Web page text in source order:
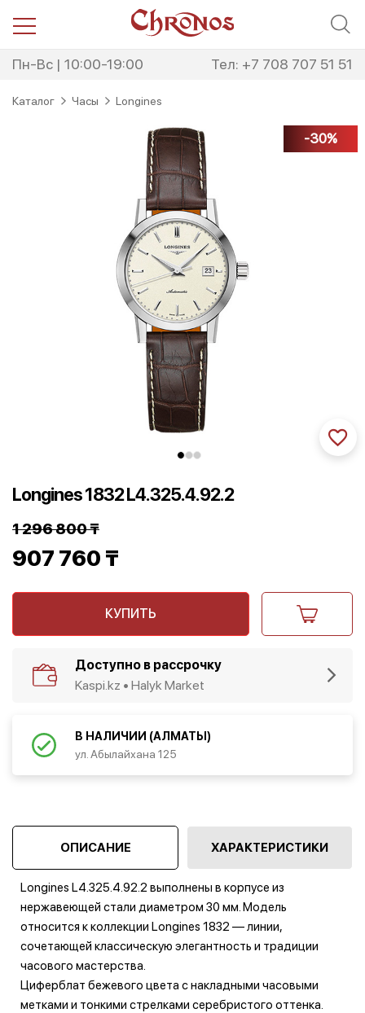
Пн-Вс | 10:00-19:00 Тел: +7 708 707 51 51
Каталог Часы Longines
-30%
Longines 1832 L4.325.4.92.2
1 296 800₸
Первоначальная
цена
составляла
296
907 760 ₸
Текущая
760 ₸.
КУПИТЬ
Доступно в рассрочку
Kaspi.kz • Halyk Market
В НАЛИЧИИ (АЛМАТЫ)
ул. Абылайхана 125
ОПИСАНИЕ ХАРАКТЕРИСТИКИ
Longines L4.325.4.92.2 выполнены в корпусе из
нержавеющей стали диаметром 30 мм. Модель
относится к коллекции Longines 1832 — линии,
сочетающей классическую элегантность и традиции
часового мастерства.
Циферблат бежевого цвета с накладными часовыми
метками и тонкими стрелками серебристого оттенка.